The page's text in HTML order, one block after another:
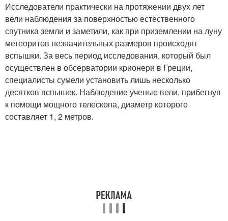
Исследователи практически на протяжении двух лет
вели наблюдения за поверхностью естественного
спутника земли и заметили, как при приземлении на луну
метеоритов незначительных размеров происходят
вспышки. За весь период исследования, который был
осуществлен в обсерватории крионери в Греции,
специалисты сумели установить лишь несколько
десятков вспышек. Наблюдение ученые вели, прибегнув
к помощи мощного телескопа, диаметр которого
составляет 1, 2 метров.